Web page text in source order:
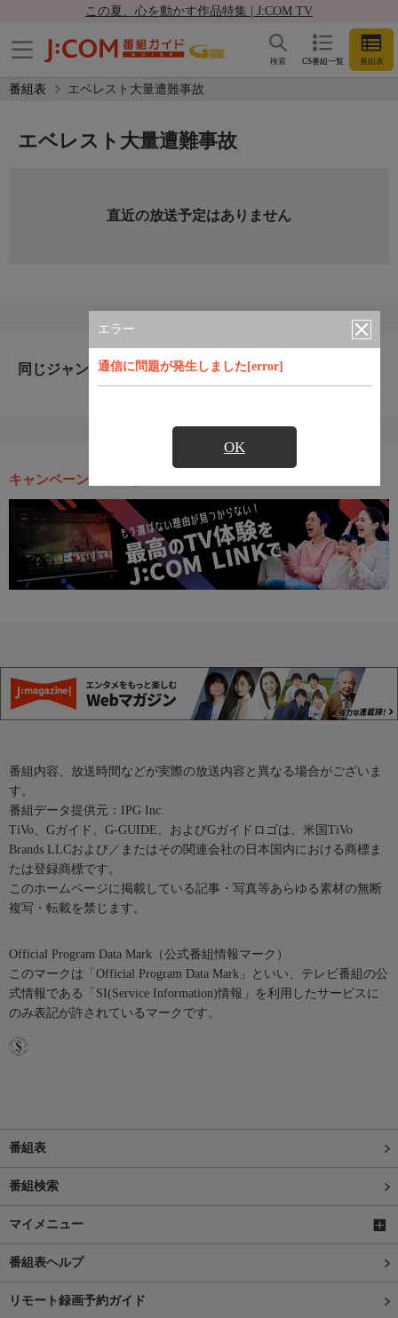
この夏、心を動かす作品特集 | J:COM TV
CS番組一覧 番組表
検索
番組表 エベレスト大量遭難事故
エラー
通信に問題が発生しました[error]
OK
エベレスト大量遭難事故
直近の放送予定はありません
同じジャンルのおすすめ番組
キャンペーン・お得な情報
番組内容、放送時間などが実際の放送内容と異なる場合がございま
す。
番組データ提供元：IPG Inc.
TiVo、Gガイド、G-GUIDE、およびGガイドロゴは、米国TiVo
Brands LLCおよび／またはその関連会社の日本国内における商標ま
たは登録商標です。
このホームページに掲載している記事・写真等あらゆる素材の無断
複写・転載を禁じます。
Official Program Data Mark（公式番組情報マーク）
このマークは「Official Program Data Mark」といい、テレビ番組の公
式情報である「SI(Service Information)情報」を利用したサービスに
のみ表記が許されているマークです。
番組表
番組検索
マイメニュー
番組表ヘルプ
リモート録画予約ガイド